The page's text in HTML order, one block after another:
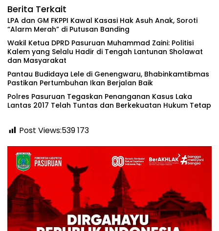
Berita Terkait
‎LPA dan GM FKPPI Kawal Kasasi Hak Asuh Anak, Soroti
“Alarm Merah” di Putusan Banding ‎
‎Wakil Ketua DPRD Pasuruan Muhammad Zaini: Politisi
Kalem yang Selalu Hadir di Tengah Lantunan Sholawat
dan Masyarakat ‎
Pantau Budidaya Lele di Genengwaru, Bhabinkamtibmas
Pastikan Pertumbuhan Ikan Berjalan Baik
Polres Pasuruan Tegaskan Penanganan Kasus Laka
Lantas 2017 Telah Tuntas dan Berkekuatan Hukum Tetap
Post Views:539173